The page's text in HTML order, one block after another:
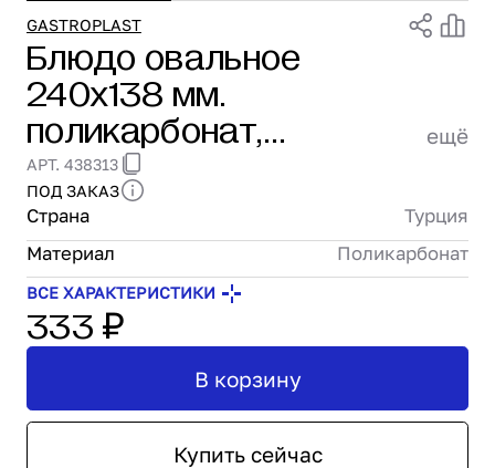
Проектирование
Сервис и монтаж
ПОКУПАТЕЛЯМ
Доставка и оплата
Гарантия и возврат
Лизинг
Акции
О нас
Бренды
Контакты
GASTROPLAST
Блюдо овальное
240х138 мм.
поликарбонат,
штабелир. Gastroplast
/1/72/
ещё
АРТ. 438313
ПОД ЗАКАЗ
Страна
Турция
Материал
Поликарбонат
ВСЕ ХАРАКТЕРИСТИКИ
333 ₽
Купить сейчас
В корзину